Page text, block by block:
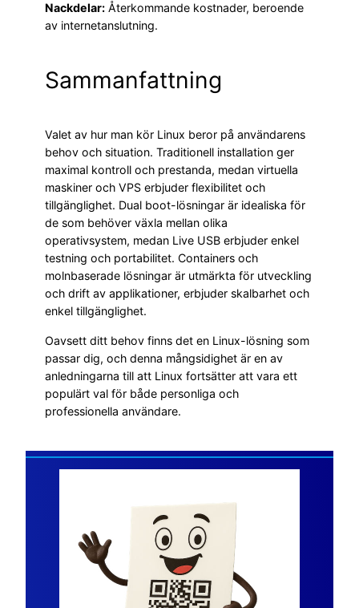
Nackdelar: Återkommande kostnader, beroende
av internetanslutning.
Sammanfattning
Valet av hur man kör Linux beror på användarens
behov och situation. Traditionell installation ger
maximal kontroll och prestanda, medan virtuella
maskiner och VPS erbjuder flexibilitet och
tillgänglighet. Dual boot-lösningar är idealiska för
de som behöver växla mellan olika
operativsystem, medan Live USB erbjuder enkel
testning och portabilitet. Containers och
molnbaserade lösningar är utmärkta för utveckling
och drift av applikationer, erbjuder skalbarhet och
enkel tillgänglighet.
Oavsett ditt behov finns det en Linux-lösning som
passar dig, och denna mångsidighet är en av
anledningarna till att Linux fortsätter att vara ett
populärt val för både personliga och
professionella användare.